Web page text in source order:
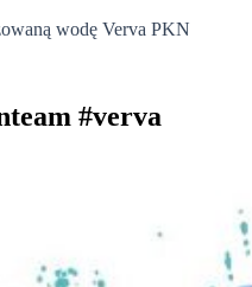
wodę Verva PKN
#verva